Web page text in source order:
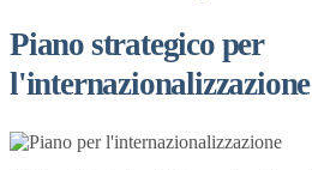
Piano strategico per
l'internazionalizzazione